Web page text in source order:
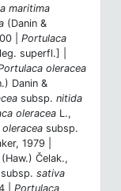
maritima
(Danin &
| Portulaca
superfl.] |
oleracea
Danin &
subsp. nitida
oleracea L.,
subsp.
1979 |
(Haw.) Čelak.,
subsp. sativa
| Portulaca